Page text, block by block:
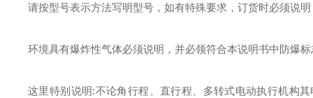
请按型号表示方法写明型号，如有特殊要求，订货时必须说
环境具有爆炸性气体必须说明，并必领符合本说明书中防爆
这里特别说明:不论角行程、直行程、多转式电动执行机构